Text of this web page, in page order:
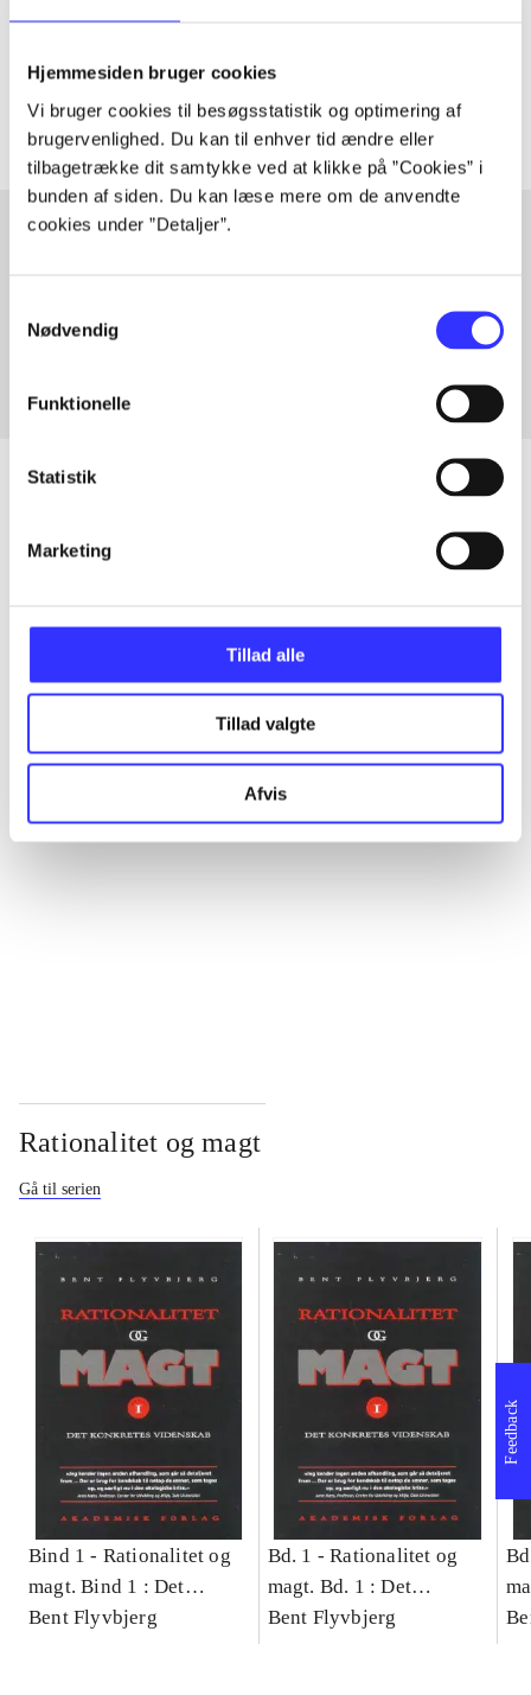
Hjemmesiden bruger cookies
Vi bruger cookies til besøgsstatistik og optimering af
brugervenlighed. Du kan til enhver tid ændre eller
tilbagetrække dit samtykke ved at klikke på ”Cookies” i
bunden af siden. Du kan læse mere om de anvendte
cookies under ”Detaljer”.
Nødvendig
Funktionelle
Statistik
Marketing
Tillad alle
Tillad valgte
Afvis
Artiklerne i handler ofte om
Fra
Artikler
Rationalitet og magt
Gå til serien
Bind 1 - Rationalitet og
magt. Bind 1 : Det
konkretes videnskab
Bent Flyvbjerg
Bd. 1 -Rationalitet og
magt. Bd. 1 : Det
konkretes videnskab
Bent Flyvbjerg
Feedback